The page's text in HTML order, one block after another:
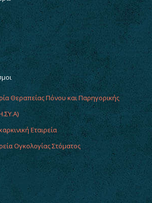
Θεραπείας Πόνου και Παρηγορικής
Εταιρεία
Ογκολογίας Στόματος